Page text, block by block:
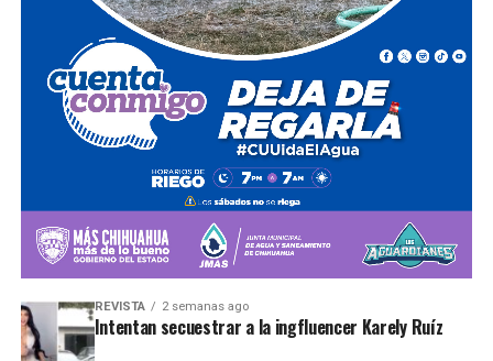
REVISTA 2 semanas ago
Intentan secuestrar a la ingfluencer Karely Ruíz